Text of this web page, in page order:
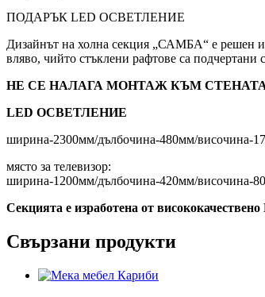
ПОДАРЪК LED ОСВЕТЛЕНИЕ
Дизайнът на холна секция „САМБА“ е решен
вляво, чийто стъклени рафтове са подчертани
НЕ СЕ НАЛАГА МОНТАЖ КЪМ
LED ОСВЕТЛЕНИЕ
ширина-2300мм/дълбочина-480мм/височина-
място за телевизор:
ширина-1200мм/дълбочина-420мм/височина-
Секцията е изработена от
Свързани продукти